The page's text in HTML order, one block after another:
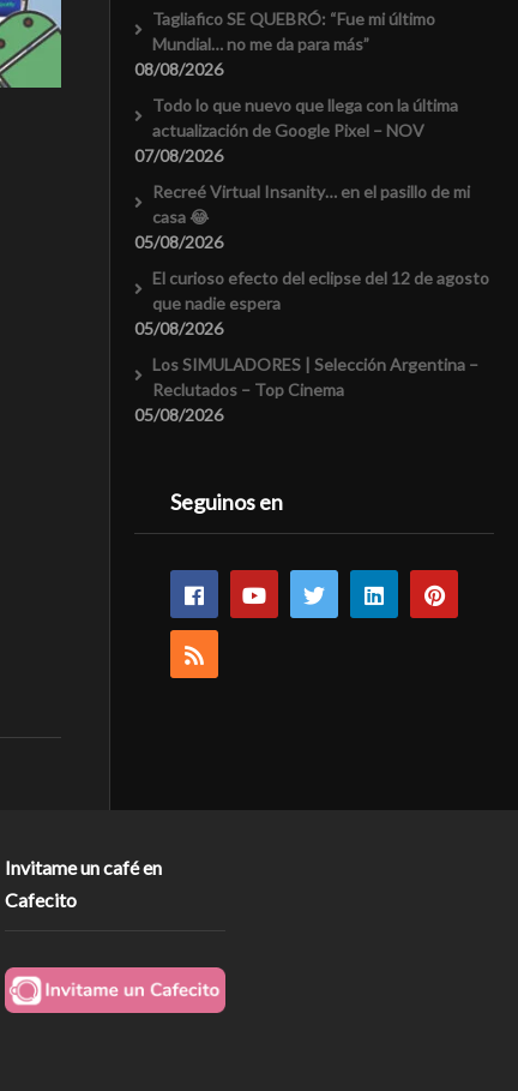
Tagliafico SE QUEBRÓ: “Fue mi último
Mundial… no me da para más”
08/08/2026
Todo lo que nuevo que llega con la última
actualización de Google Pixel – NOV
07/08/2026
Recreé Virtual Insanity… en el pasillo de mi
casa 😂
05/08/2026
El curioso efecto del eclipse del 12 de agosto
que nadie espera
05/08/2026
Los SIMULADORES | Selección Argentina –
Reclutados – Top Cinema
05/08/2026
Seguinos en
Invitame un café en
Cafecito